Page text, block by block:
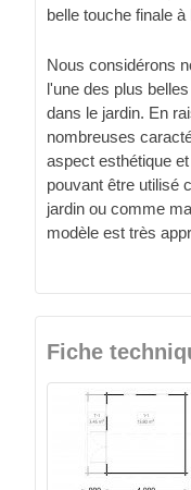
belle touche finale
Nous considérons
l'une des plus
dans le jardin. En
nombreuses
aspect esthétique
pouvant être utilisé
jardin ou comme
modèle est très
Fiche